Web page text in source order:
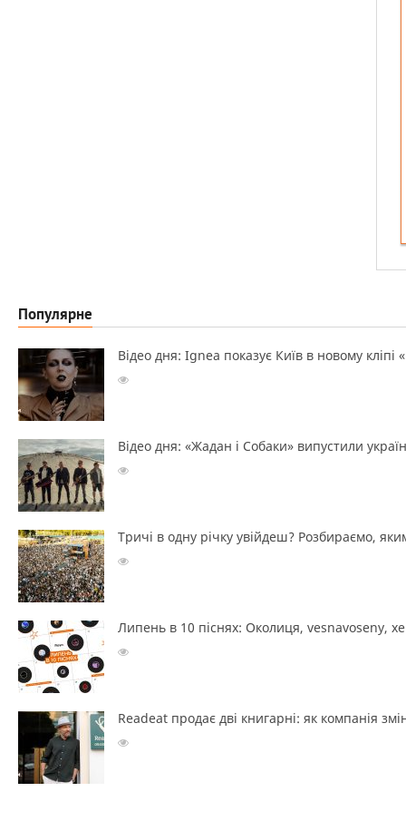
Популярне
Відео дня: Ignea показує Київ в новому кліпі
Відео дня: «Жадан і Собаки» випустили
Тричі в одну річку увійдеш? Розбираємо,
Липень в 10 піснях: Околиця, vesnavoseny,
Readeat продає дві книгарні: як компанія